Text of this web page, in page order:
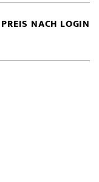
PREIS NACH LOGIN